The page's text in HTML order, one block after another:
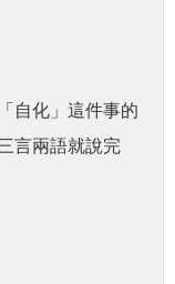
自化」這件事的
言兩語就說完